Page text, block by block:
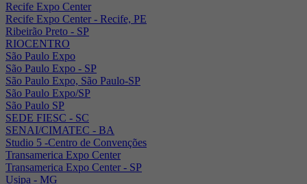
Recife Expo Center
Recife Expo Center - Recife, PE
Ribeirão Preto - SP
RIOCENTRO
São Paulo Expo
São Paulo Expo - SP
São Paulo Expo, São Paulo-SP
São Paulo Expo/SP
São Paulo SP
SEDE FIESC - SC
SENAI/CIMATEC - BA
Studio 5 -Centro de Convenções
Transamerica Expo Center
Transamerica Expo Center - SP
Usipa - MG